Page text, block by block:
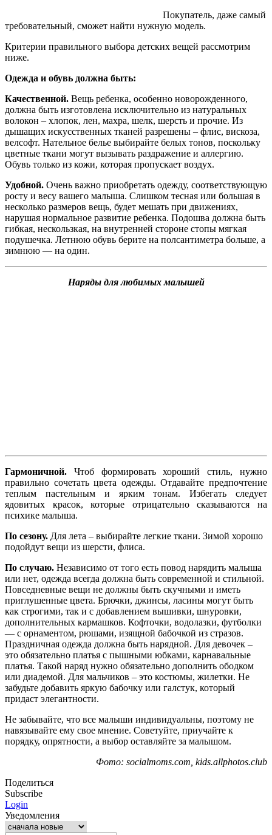
Покупатель, даже самый
требовательный, сможет найти нужную модель.
Критерии правильного выбора детских вещей рассмотрим
ниже.
Одежда и обувь должна быть:
Качественной. Вещь ребенка, особенно новорожденного,
должна быть изготовлена исключительно из натуральных
волокон – хлопок, лен, махра, шелк, шерсть и прочие. Из
дышащих искусственных тканей разрешены – флис, вискоза,
велсофт. Нательное белье выбирайте белых тонов, поскольку
цветные ткани могут вызывать раздражение и аллергию.
Обувь только из кожи, которая пропускает воздух.
Удобной. Очень важно приобретать одежду, соответствующую
росту и весу вашего малыша. Слишком тесная или большая в
несколько размеров вещь, будет мешать при движениях,
нарушая нормальное развитие ребенка. Подошва должна быть
гибкая, нескользкая, на внутренней стороне стопы мягкая
подушечка. Летнюю обувь берите на полсантиметра больше, а
зимнюю — на один.
Наряды для любимых малышей
Гармоничной. Чтоб формировать хороший стиль, нужно
правильно сочетать цвета одежды. Отдавайте предпочтение
теплым пастельным и ярким тонам. Избегать следует
ядовитых красок, которые отрицательно сказываются на
психике малыша.
По сезону. Для лета – выбирайте легкие ткани. Зимой хорошо
подойдут вещи из шерсти, флиса.
По случаю. Независимо от того есть повод нарядить малыша
или нет, одежда всегда должна быть современной и стильной.
Повседневные вещи не должны быть скучными и иметь
приглушенные цвета. Брючки, джинсы, ласины могут быть
как строгими, так и с добавлением вышивки, шнуровки,
дополнительных кармашков. Кофточки, водолазки, футболки
— с орнаментом, рюшами, изящной бабочкой из стразов.
Праздничная одежда должна быть нарядной. Для девочек –
это обязательно платья с пышными юбками, карнавальные
платья. Такой наряд нужно обязательно дополнить ободком
или диадемой. Для мальчиков – это костюмы, жилетки. Не
забудьте добавить яркую бабочку или галстук, который
придаст элегантности.
Не забывайте, что все малыши индивидуальны, поэтому не
навязывайте ему свое мнение. Советуйте, приучайте к
порядку, опрятности, а выбор оставляйте за малышом.
Фото: socialmoms.com, kids.allphotos.club
Поделиться
Subscribe
Login
Уведомления